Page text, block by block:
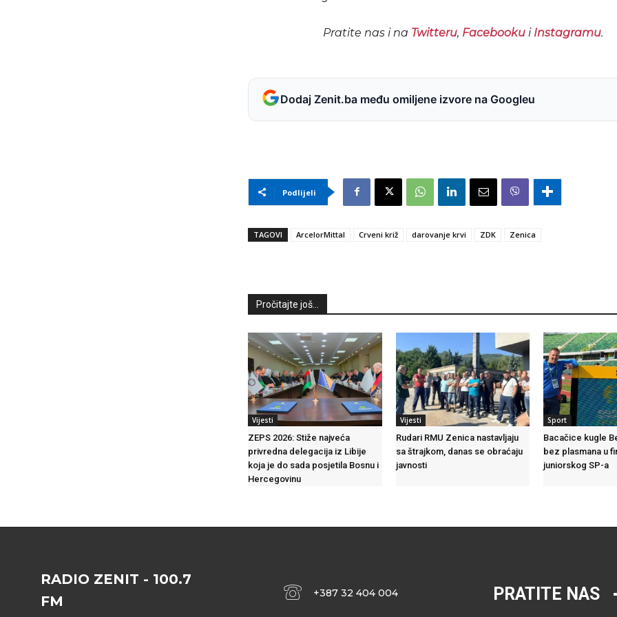
Pratite nas i na Twitteru, Facebookui Instagramu.
Dodaj Zenit.ba među omiljene izvore na Googleu
Podlijeli
TAGOVI ArcelorMittal Crveni križ darovanje krvi ZDK Zenica
Pročitajte još...
Vijesti
ZEPS 2026: Stiže najveća
privredna delegacija iz Libije
koja je do sada posjetila Bosnu i
Hercegovinu
Vijesti
Rudari RMU Zenica nastavljaju
sa štrajkom, danas se obraćaju
javnosti
Sport
Bacačice kugle
bez plasmana u
juniorskog SP-a
RADIO ZENIT - 100.7
FM
+387 32 404 004 PRATITE NAS